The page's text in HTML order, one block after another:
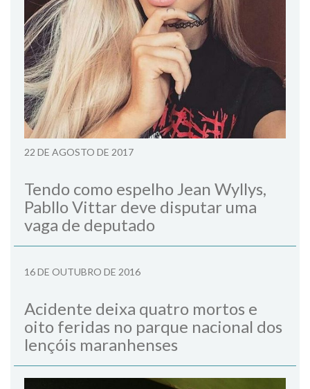
22 DE AGOSTO DE 2017
Tendo como espelho Jean Wyllys,
Pabllo Vittar deve disputar uma
vaga de deputado
16 DE OUTUBRO DE 2016
Acidente deixa quatro mortos e
oito feridas no parque nacional dos
lençóis maranhenses